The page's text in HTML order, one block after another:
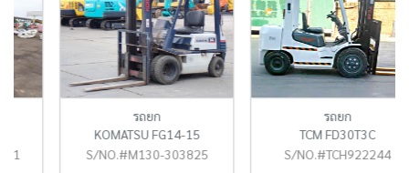
KOMATSU FG14-15
S/NO.#M130-303825
TCM FD30T3C
S/NO.#TCH922244